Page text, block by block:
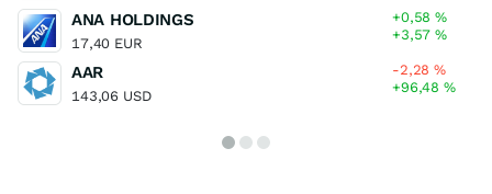
ANA HOLDINGS
17,40 EUR
+0,58%
+3,57%
AAR
143,06 USD
-2,28%
+96,48%